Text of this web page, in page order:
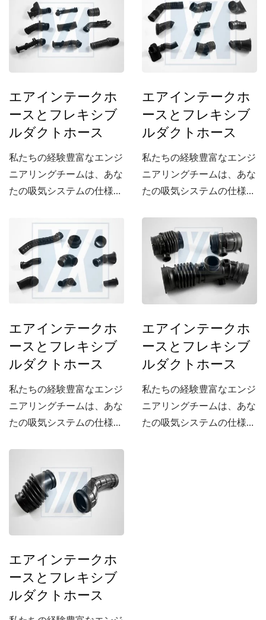
エアインテークホ
ースとフレキシブ
ルダクトホース
私たちの経験豊富なエンジ
ニアリングチームは、あな
たの吸気システムの仕様に
きます。
エアインテークホ
ースとフレキシブ
ルダクトホース
私たちの経験豊富なエンジ
ニアリングチームは、あな
たの吸気システムの仕様に
エアインテークホ
ースとフレキシブ
ルダクトホース
私たちの経験豊富なエンジ
ニアリングチームは、あな
たの吸気システムの仕様に
エアインテークホ
ースとフレキシブ
ルダクトホース
私たちの経験豊富なエンジ
ニアリングチームは、あな
たの吸気システムの仕様に
エアインテークホ
ースとフレキシブ
ルダクトホース